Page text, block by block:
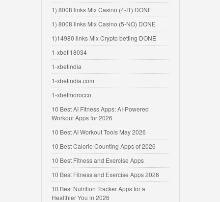
1) 8008 links Mix Casino (4-IT) DONE
1) 8008 links Mix Casino (5-NO) DONE
1)14980 links Mix Crypto betting DONE
1-xbeti18034
1-xbetindia
1-xbetindia.com
1-xbetmorocco
10 Best AI Fitness Apps: AI-Powered
Workout Apps for 2026
10 Best AI Workout Tools May 2026
10 Best Calorie Counting Apps of 2026
10 Best Fitness and Exercise Apps
10 Best Fitness and Exercise Apps 2026
10 Best Nutrition Tracker Apps for a
Healthier You in 2026